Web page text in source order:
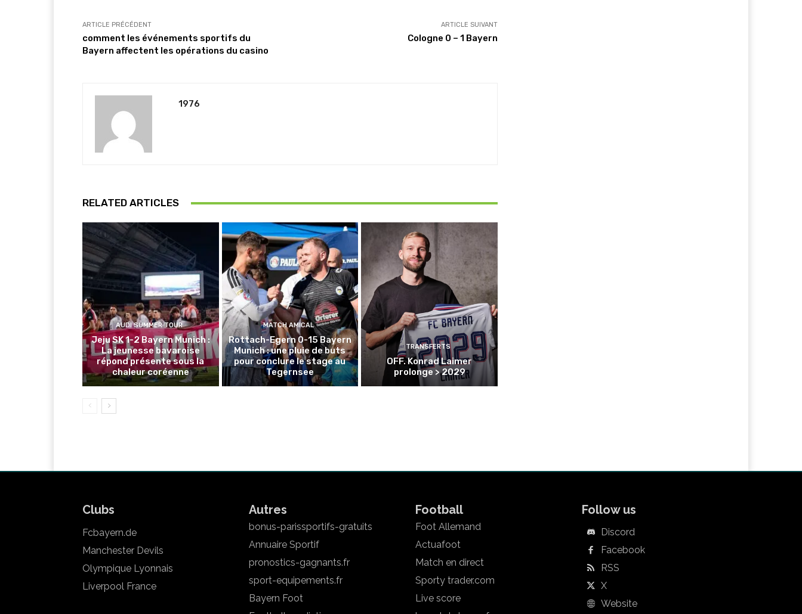
ARTICLE PRÉCÉDENT
comment les événements sportifs du
Bayern affectent les opérations du casino
ARTICLE SUIVANT
Cologne 0 – 1 Bayern
1976
RELATED ARTICLES
AUDI SUMMER TOUR
Jeju SK 1-2 Bayern Munich :
La jeunesse bavaroise
répond présente sous la
chaleur coréenne
MATCH AMICAL
Rottach-Egern 0-15 Bayern
Munich : une pluie de buts
pour conclure le stage au
Tegernsee
TRANSFERTS
OFF. Konrad Laimer
prolonge > 2029
Clubs
Fcbayern.de
Manchester Devils
Olympique Lyonnais
Liverpool France
Autres
bonus-parissportifs-gratuits
Annuaire Sportif
pronostics-gagnants.fr
sport-equipements.fr
Bayern Foot
Football
Foot Allemand
Actuafoot
Match en direct
Sporty trader.com
Live score
Follow us
Discord
Facebook
RSS
X
Website